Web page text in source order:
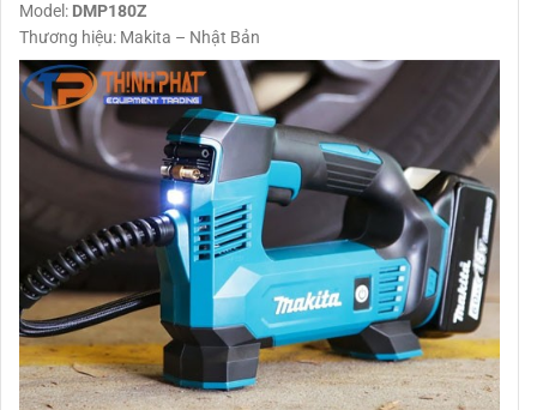
Model: DMP180Z
Thương hiệu: Makita – Nhật Bản